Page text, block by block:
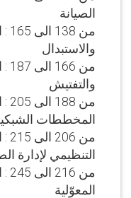
الصيانة
والاستبدال
والتفتيش
المخططات
التنظيمي لإدارة
المعوّلية